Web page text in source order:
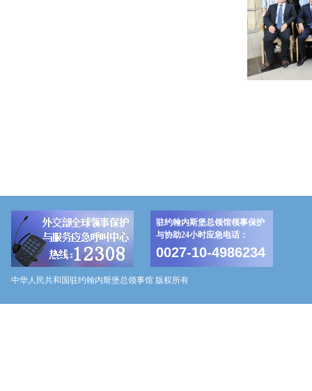
驻约翰内斯堡总领馆领事保护
与协助24小时应急电话：
0027-10-4986234
中华人民共和国驻约翰内斯堡总领事馆 版权所有